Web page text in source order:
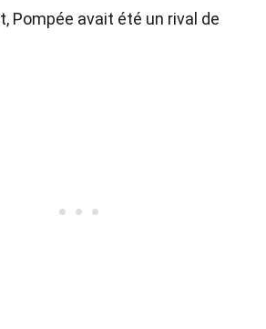
Pompée avait été un rival de